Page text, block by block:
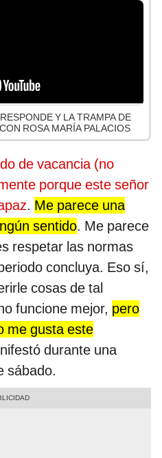
Y LA TRAMPA DE
ROSA MARÍA PALACIOS
de vacancia (no
porque este señor
. Me parece una
sentido. Me parece
respetar las normas
concluya. Eso sí,
cosas de tal
funcione mejor, pero
me gusta este
durante una
sábado.